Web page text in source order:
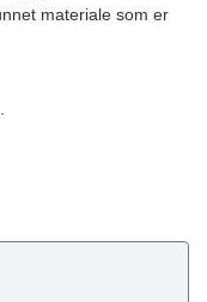
materiale som er